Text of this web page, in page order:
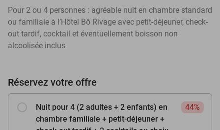
Pour 2 ou 4 personnes : agréable nuit en chambre standard
ou familiale à l’Hôtel Bô Rivage avec petit-déjeuner, check-
out tardif, cocktail et éventuellement boisson non
alcoolisée inclus
Réservez votre offre
Nuit pour 4 (2 adultes + 2 enfants) en
chambre familiale + petit-déjeuner +
44%